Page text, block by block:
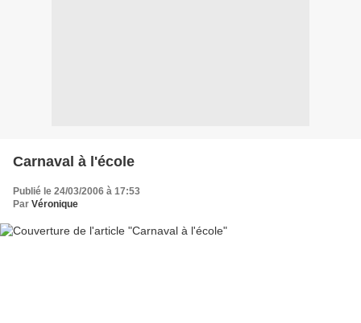
Carnaval à l'école
Publié le 24/03/2006 à 17:53
Par Véronique